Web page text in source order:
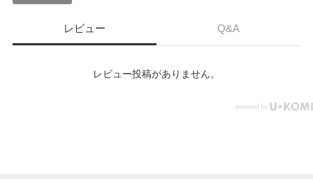
レビュー Q&A
レビュー投稿がありません。